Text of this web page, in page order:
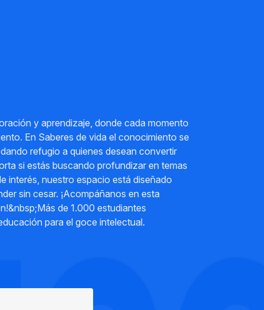
y aprendizaje, donde cada momento
En Saberes de vida el conocimiento se
refugio a quienes desean convertir
si estás buscando profundizar en temas
interés, nuestro espacio está diseñado
sin cesar. ¡Acompáñanos en esta
de 1.000 estudiantes
para el goce intelectual.